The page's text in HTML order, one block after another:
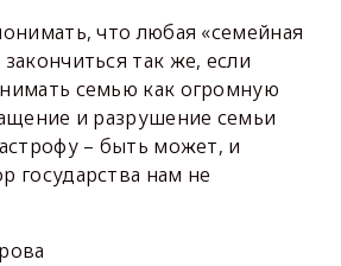
что любая «семейная
так же, если
семью как огромную
и разрушение семьи
– быть может, и
государства нам не